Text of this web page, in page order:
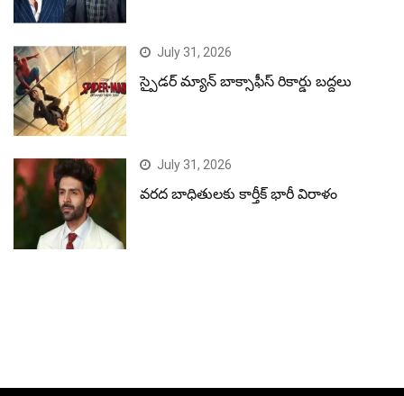
July 31, 2026
స్పైడర్ మ్యాన్ బాక్సాఫీస్ రికార్డు బద్దలు
July 31, 2026
వరద బాధితులకు కార్తీక్ భారీ విరాళం